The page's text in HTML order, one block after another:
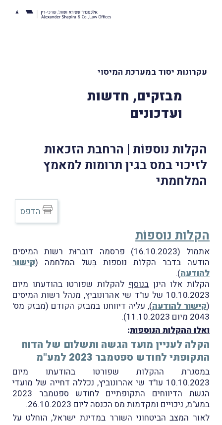
עקרונות יסוד במערכת המיסוי
מבזקים, חדשות
ועדכונים
הקלות נוספוֹת | הרחבת הזכאות
לזיכוי במס בגין תרומות למאמץ
המלחמתי
הקלות נוספוֹת
אתמול (16.10.2023) פרסמה דוברוּת רשות המיסים
הודעה בדבר הקלוֹת נוספות בְּשל המלחמה (קישור
להודעה).
הקלוֹת אלו הינןבנוסףלהקלות שפורטו בהודעתו מיום
10.10.2023 של עו"ד שי אהרונוביץ, מנהל רשות המיסים
(קישור להודעה), עליה דיווחנו במבזק הקודם (מבזק מס'
2043 מיום 11.10.2023).
ואלו ההקלות הנוספות:
הקלה לעניין מועד הגשה ותשלום של הדוח
התקופתי לחודש ספטמבר 2023 למע"מ
במסגרת ההקלות שפורטו בהודעתו מיום
10.10.2023 עו"ד שי אהרונוביץ, נכללה דחייה של מועדי
הגשת הדיווחים התקופתיים לחודש ספטמבר 2023
במע"מ, ניכויים ומקדמות מס הכנסה ליום 26.10.2023.
לאור המצב הביטחוני השורר במדינת ישראל, הוחלט על